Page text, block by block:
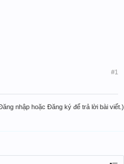
#1
nhập hoặc Đăng ký để trả lời bài viết.)